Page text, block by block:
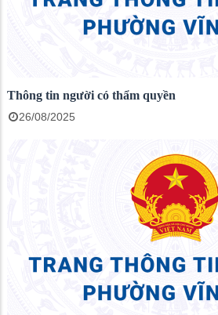
Thông tin người có thẩm quyền
26/08/2025